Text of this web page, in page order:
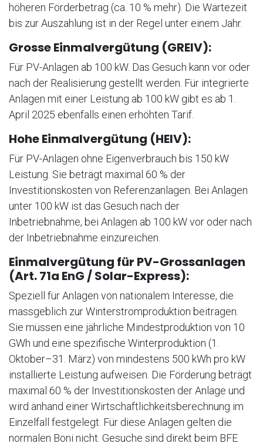
höheren Förderbetrag (ca. 10 % mehr). Die Wartezeit
bis zur Auszahlung ist in der Regel unter einem Jahr.
Grosse Einmalvergütung (GREIV):
Für PV-Anlagen ab 100 kW. Das Gesuch kann vor oder
nach der Realisierung gestellt werden. Für integrierte
Anlagen mit einer Leistung ab 100 kW gibt es ab 1.
April 2025 ebenfalls einen erhöhten Tarif.
Hohe Einmalvergütung (HEIV):
Für PV-Anlagen ohne Eigenverbrauch bis 150 kW
Leistung. Sie beträgt maximal 60 % der
Investitionskosten von Referenzanlagen. Bei Anlagen
unter 100 kW ist das Gesuch nach der
Inbetriebnahme, bei Anlagen ab 100 kW vor oder nach
der Inbetriebnahme einzureichen.
Einmalvergütung für PV-Grossanlagen
(Art. 71a EnG / Solar-Express):
Speziell für Anlagen von nationalem Interesse, die
massgeblich zur Winterstromproduktion beitragen.
Sie müssen eine jährliche Mindestproduktion von 10
GWh und eine spezifische Winterproduktion (1.
Oktober–31. März) von mindestens 500 kWh pro kW
installierte Leistung aufweisen. Die Förderung beträgt
maximal 60 % der Investitionskosten der Anlage und
wird anhand einer Wirtschaftlichkeitsberechnung im
Einzelfall festgelegt. Für diese Anlagen gelten die
normalen Boni nicht. Gesuche sind direkt beim BFE